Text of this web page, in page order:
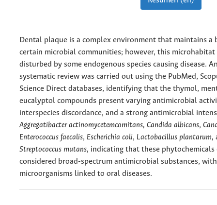
Dental plaque is a complex environment that maintains a
certain microbial communities; however, this microhabitat
disturbed by some endogenous species causing disease.
systematic review was carried out using the PubMed,
Science Direct databases, identifying that the thymol,
eucalyptol compounds present varying antimicrobial
interspecies discordance, and a strong antimicrobial
Aggregatibacter actinomycetemcomitans, Candida albicans,
Enterococcus faecalis, Escherichia coli, Lactobacillus plantarum,
Streptococcus mutans, indicating that these phytochemicals
considered broad-spectrum antimicrobial substances,
microorganisms linked to oral diseases.